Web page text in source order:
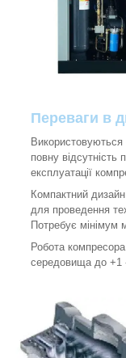
Переваги в
повну відсутність
експлуатації
Компактний
для проведення
Потребує мінімум
Робота
середовища до +1